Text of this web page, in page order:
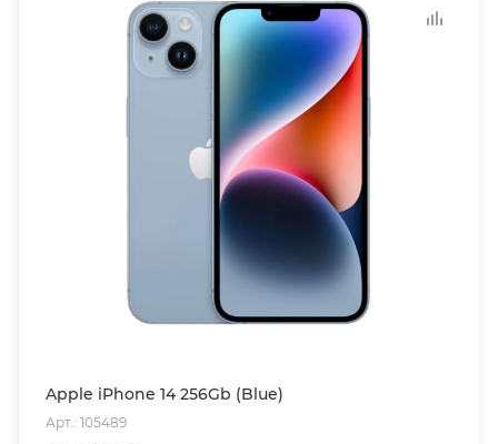
Apple iPhone 14 256Gb (Blue)
Арт.: 105489